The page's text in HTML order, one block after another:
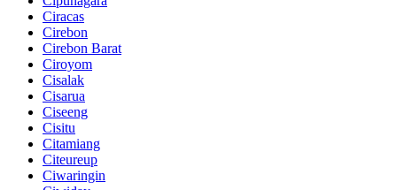
Ciracas
Cirebon
Cirebon Barat
Ciroyom
Cisalak
Cisarua
Ciseeng
Cisitu
Citamiang
Citeureup
Ciwaringin